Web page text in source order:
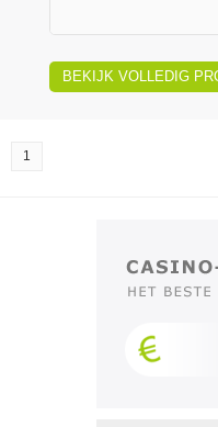
BEKIJK VOLLEDIG
1